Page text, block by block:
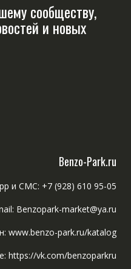
сообществу,
и новых
Benzo-Park.ru
и СМС: +7 (928) 610 95-05
Benzopark-market@ya.ru
www.benzo-park.ru/katalog
https://vk.com/benzoparkru